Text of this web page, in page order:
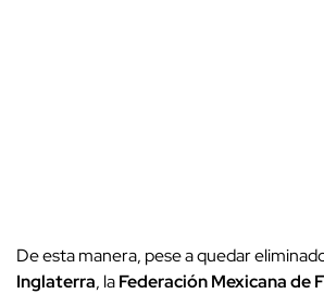
De esta manera, pese a quedar
Inglaterra, laFederación Mexicana de